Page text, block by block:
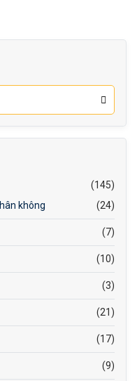
(145)
không
(24)
(7)
(10)
(3)
(21)
(17)
(9)